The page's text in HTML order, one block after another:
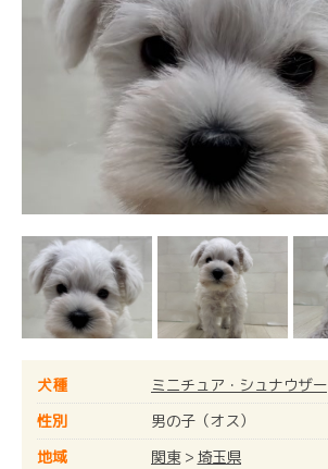
犬種
ミニチュア・シュナウザー
性別
男の子（オス）
地域
関東> 埼玉県